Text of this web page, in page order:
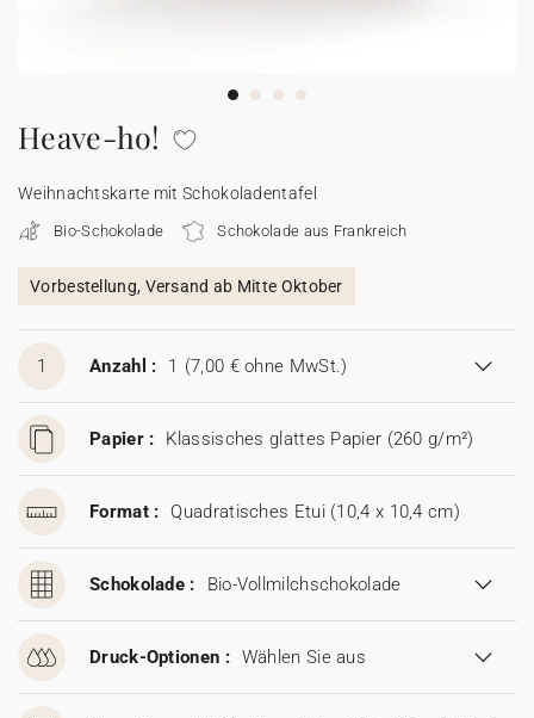
Aufkleber
Heave-ho!
Weihnachtskarte mit Schokoladentafel
Bio-Schokolade Schokolade aus Frankreich
Vorbestellung, Versand ab Mitte Oktober
1 Anzahl : 1 (7,00 € ohne MwSt.)
Papier : Klassisches glattes Papier (260 g/m²)
Format : Quadratisches Etui (10,4 x 10,4 cm)
Schokolade : Bio-Vollmilchschokolade
Druck-Optionen : Wählen Sie aus